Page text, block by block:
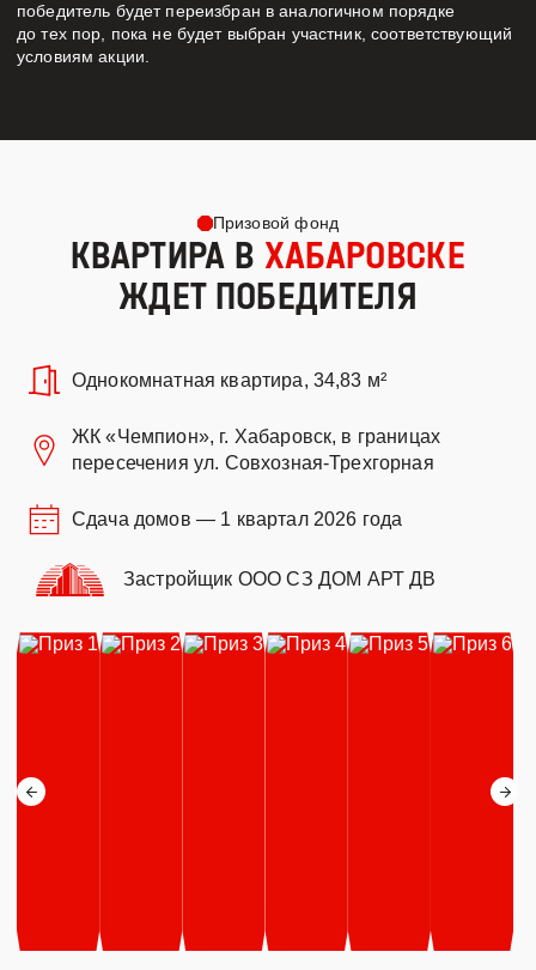
победитель будет переизбран в аналогичном порядке
до тех пор, пока не будет выбран участник, соответствующий
условиям акции.
Призовой фонд
КВАРТИРА В ХАБАРОВСКЕ
ЖДЕТ ПОБЕДИТЕЛЯ
Однокомнатная квартира, 34,83 м²
ЖК «Чемпион», г. Хабаровск, в границах
пересечения ул. Совхозная-Трехгорная
Сдача домов — 1 квартал 2026 года
Застройщик ООО СЗ ДОМ АРТ ДВ